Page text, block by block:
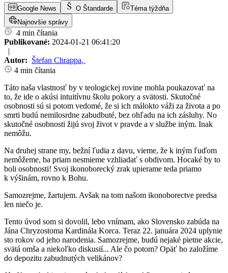
Google News O Štandarde
Téma týždňa
Najnovšie správy
4 min čítania
Publikované: 2024-01-21 06:41:20
|
Autor: Štefan Chrappa,
4 min čítania
Táto naša vlastnosť by v teologickej rovine mohla poukazovať na
to, že ide o akúsi intuitívnu školu pokory a svätosti. Skutočné
osobnosti sú si potom vedomé, že si ich málokto váži za života a po
smrti budú nemilosrdne zabudbuté, bez ohľadu na ich zásluhy. No
skutočné osobnosti žijú svoj život v pravde a v službe iným. Inak
nemôžu.
Na druhej strane my, bežní ľudia z davu, vieme, že k iným ľuďom
nemôžeme, ba priam nesmieme vzhliadať s obdivom. Hocaké by to
boli osobnosti! Svoj ikonoborecký zrak upierame teda priamo
k výšinám, rovno k Bohu.
Samozrejme, žartujem. Avšak na tom našom ikonoborectve predsa
len niečo je.
Tento úvod som si dovolil, lebo vnímam, ako Slovensko zabúda na
Jána Chryzostoma Kardinála Korca. Teraz 22. januára 2024 uplynie
sto rokov od jeho narodenia. Samozrejme, budú nejaké pietne akcie,
svätá omša a niekoľko diskusií... Ale čo potom? Opäť ho založíme
do depozitu zabudnutých velikánov?